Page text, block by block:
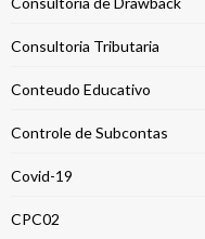
Consultoria Tributaria
Conteudo Educativo
Controle de Subcontas
Covid-19
CPC02